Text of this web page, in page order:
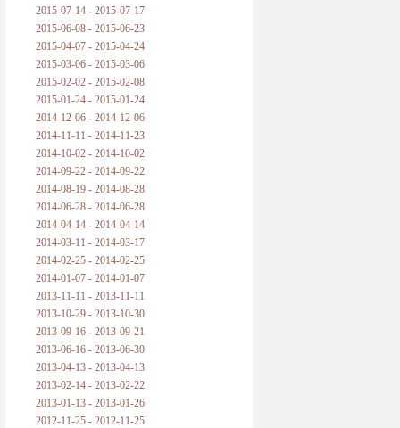
2015-07-14 - 2015-07-17
2015-06-08 - 2015-06-23
2015-04-07 - 2015-04-24
2015-03-06 - 2015-03-06
2015-02-02 - 2015-02-08
2015-01-24 - 2015-01-24
2014-12-06 - 2014-12-06
2014-11-11 - 2014-11-23
2014-10-02 - 2014-10-02
2014-09-22 - 2014-09-22
2014-08-19 - 2014-08-28
2014-06-28 - 2014-06-28
2014-04-14 - 2014-04-14
2014-03-11 - 2014-03-17
2014-02-25 - 2014-02-25
2014-01-07 - 2014-01-07
2013-11-11 - 2013-11-11
2013-10-29 - 2013-10-30
2013-09-16 - 2013-09-21
2013-06-16 - 2013-06-30
2013-04-13 - 2013-04-13
2013-02-14 - 2013-02-22
2013-01-13 - 2013-01-26
2012-11-25 - 2012-11-25